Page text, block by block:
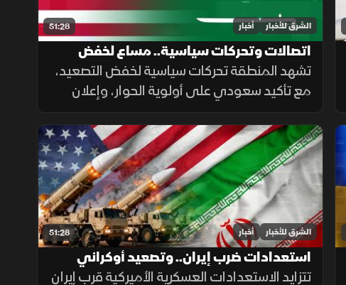
51:28 الشرق للأخبار أخبار
اتصالات وتحركات سياسية.. مساع لخفض
التصعيد في الشرق الأوسط
تشهد المنطقة تحركات سياسية لخفض التصعيد،
مع تأكيد سعودي على أولوية الحوار، وإعلان
أميركي عن إلغاء هجوم مشروط على إيران،
بالتزامن مع جهود لوقف القصف في غزة
وإجراءات إسبانية لمواجهة الهجرة.
51:28 الشرق للأخبار أخبار
استعدادات ضرب إيران.. وتصعيد أوكراني
بالبحر الأسود
تتزايد الاستعدادات العسكرية الأميركية قرب إيران